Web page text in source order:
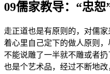
09儒家教导：“忠恕
走正道也是有原则的，对儒
着心里自己定下的做人原则，
不能说雕了一半就不雕或者
也是个艺术品，经过不断地